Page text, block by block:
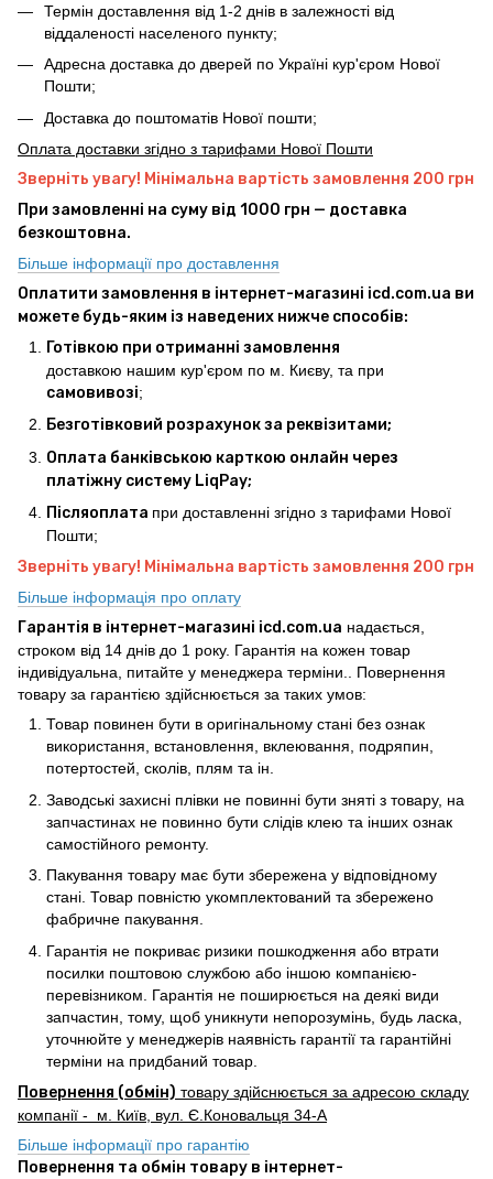
Термін доставлення від 1-2 днів в залежності від
віддаленості населеного пункту;
Адресна доставка до дверей по Україні кур'єром Нової
Пошти;
Доставка до поштоматів Нової пошти;
Оплата доставки згідно з тарифами Нової Пошти
Зверніть увагу! Мінімальна вартість замовлення 200 грн
При замовленні на суму від 1000 грн — доставка
безкоштовна.
Більше інформації про доставлення
Оплатити замовлення в інтернет-магазині icd.com.ua ви
можете будь-яким із наведених нижче способів:
Готівкою при отриманні замовлення
доставкою нашим кур'єром по м. Києву, та при
самовивозі;
Безготівковий розрахунок за реквізитами;
Оплата банківською карткою онлайн через
платіжну систему LiqPay;
Післяоплата при доставленні згідно з тарифами Нової
Пошти;
Зверніть увагу! Мінімальна вартість замовлення 200 грн
Більше інформація про оплату
Гарантія в інтернет-магазині icd.com.ua надається,
строком від 14 днів до 1 року. Гарантія на кожен товар
індивідуальна, питайте у менеджера терміни.. Повернення
товару за гарантією здійснюється за таких умов:
Товар повинен бути в оригінальному стані без ознак
використання, встановлення, вклеювання, подряпин,
потертостей, сколів, плям та ін.
Заводські захисні плівки не повинні бути зняті з товару, на
запчастинах не повинно бути слідів клею та інших ознак
самостійного ремонту.
Пакування товару має бути збережена у відповідному
стані. Товар повністю укомплектований та збережено
фабричне пакування.
Гарантія не покриває ризики пошкодження або втрати
посилки поштовою службою або іншою компанією-
перевізником. Гарантія не поширюється на деякі види
запчастин, тому, щоб уникнути непорозумінь, будь ласка,
уточнюйте у менеджерів наявність гарантії та гарантійні
терміни на придбаний товар.
Повернення (обмін) товару здійснюється за адресою складу
компанії - м. Київ, вул. Є.Коновальця 34-А
Більше інформації про гарантію
Повернення та обмін товару в інтернет-